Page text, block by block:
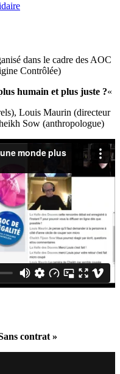
dans le cadre des AOC
Contrôlée)
humain et plus juste ?«
Louis Maurin (directeur
Sow (anthropologue)
contrat »